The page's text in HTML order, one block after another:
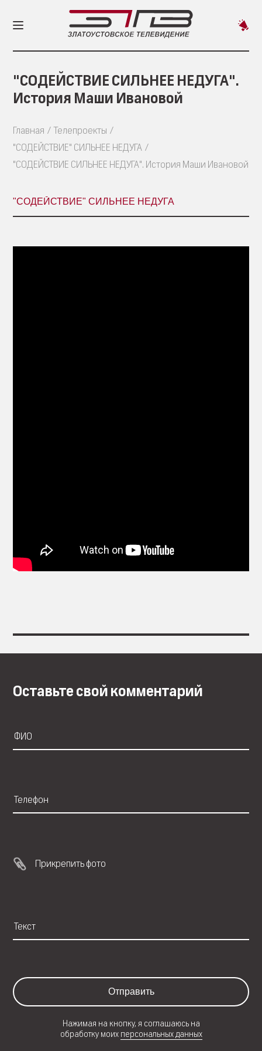
"СОДЕЙСТВИЕ СИЛЬНЕЕ НЕДУГА".
История Маши Ивановой
Главная
Телепроекты
"СОДЕЙСТВИЕ" СИЛЬНЕЕ НЕДУГА
"СОДЕЙСТВИЕ СИЛЬНЕЕ НЕДУГА". История Маши Ивановой
"СОДЕЙСТВИЕ" СИЛЬНЕЕ НЕДУГА
Оставьте свой комментарий
Прикрепить фото
Отправить
Нажимая на кнопку, я соглашаюсь на
обработку моих персональных данных